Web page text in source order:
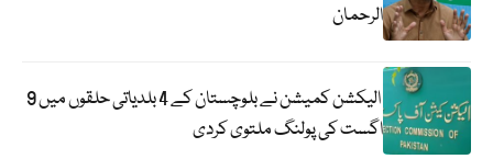
الرحمان
الیکشن کمیشن نے بلوچستان کے 4 بلدیاتی حلقوں میں 9
اگست کی پولنگ ملتوی کردی